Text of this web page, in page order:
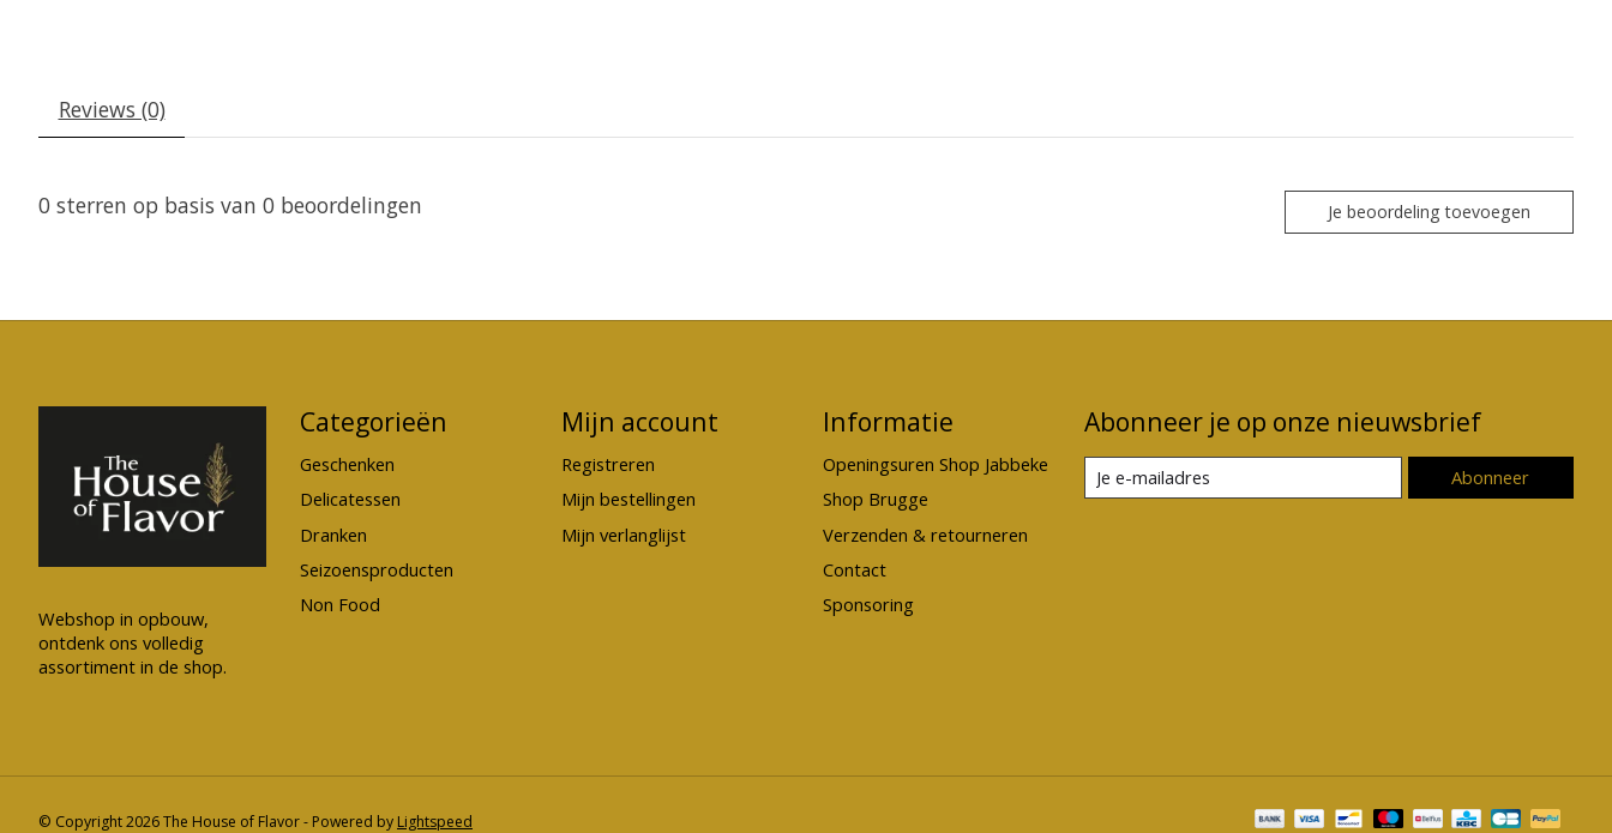
Reviews (0)
0 sterren op basis van 0 beoordelingen Je beoordeling toevoegen
Webshop in opbouw,
ontdenk ons volledig
assortiment in de shop.
Categorieën
Geschenken
Delicatessen
Dranken
Seizoensproducten
Non Food
Mijn account
Registreren
Mijn bestellingen
Mijn verlanglijst
Informatie
Openingsuren Shop Jabbeke
Shop Brugge
Verzenden & retourneren
Contact
Sponsoring
Abonneer je op onze nieuwsbrief
Abonneer
© Copyright 2026 The House of Flavor - Powered by Lightspeed